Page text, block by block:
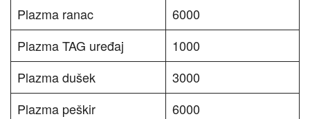
Plazma ranac
6000
Plazma TAG uređaj
1000
Plazma dušek
3000
Plazma peškir
6000